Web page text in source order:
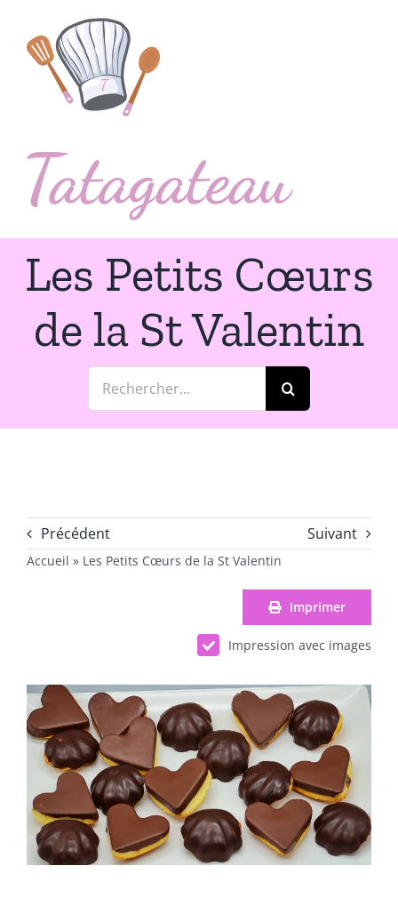
contenu
Les Petits Cœurs
de la St Valentin
Rechercher:
Précédent Suivant
Accueil » Les Petits Cœurs de la St Valentin
Imprimer
Impression avec images